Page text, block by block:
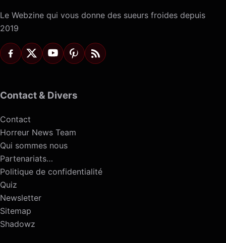
Le Webzine qui vous donne des sueurs froides depuis
2019
Contact & Divers
Contact
Horreur News Team
Qui sommes nous
Partenariats…
Politique de confidentialité
Quiz
Newsletter
Sitemap
Shadowz